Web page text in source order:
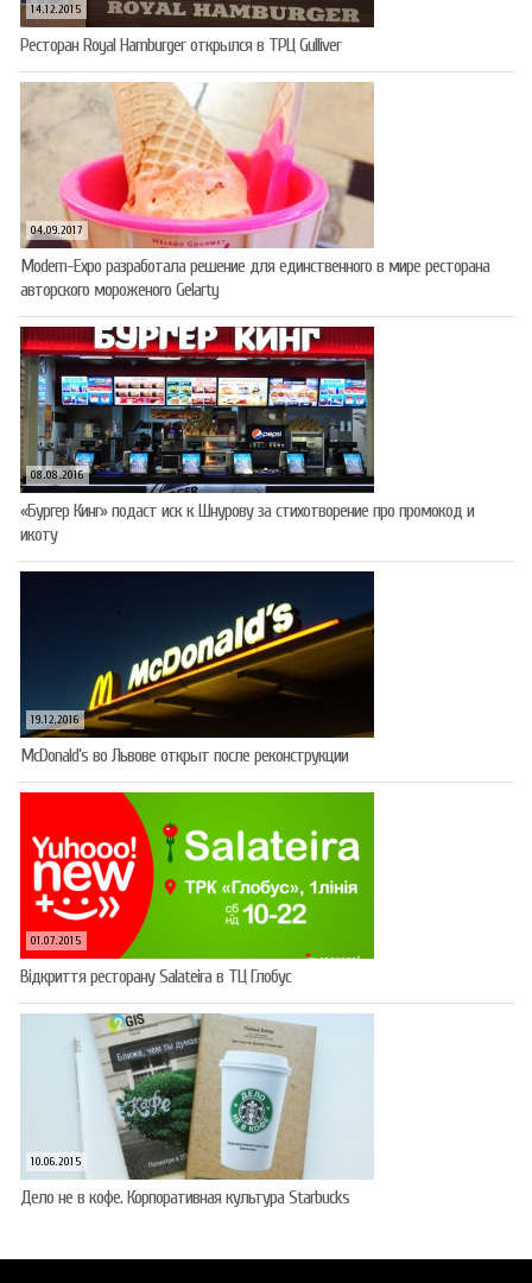
14.12.2015
Ресторан Royal Hamburger открылся в ТРЦ Gulliver
04.09.2017
Modern-Expo разработала решение для единственного в мире ресторана
авторского мороженого Gelarty
08.08.2016
«Бургер Кинг» подаст иск к Шнурову за стихотворение про промокод и
икоту
19.12.2016
McDonald’s во Львове открыт после реконструкции
01.07.2015
Відкриття ресторану Salateirа в ТЦ Глобус
10.06.2015
Дело не в кофе. Корпоративная культура Starbucks